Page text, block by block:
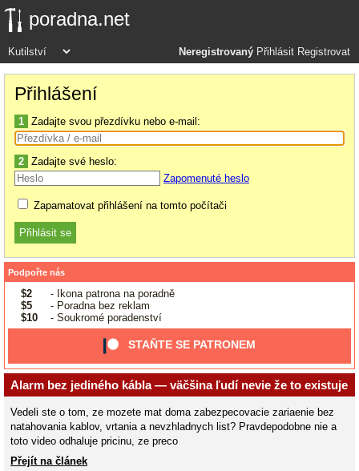
poradna.net
Neregistrovaný Přihlásit Registrovat
Přihlášení
1 Zadajte svou přezdívku nebo e-mail:
2 Zadajte své heslo:
Zapomenuté heslo
Zapamatovat přihlášení na tomto počítači
Podpořte nás
$2
- Ikona patrona na poradně
$5
- Poradna bez reklam
$10
- Soukromé poradenství
STAŇTE SE PATRONEM
Alarm bez jediného kábla — väčšina ľudí nevie že to existuje
Vedeli ste o tom, ze mozete mat doma zabezpecovacie zariaenie bez
natahovania kablov, vrtania a nevzhladnych list? Pravdepodobne nie a
toto video odhaluje pricinu, ze preco
Přejít na článek